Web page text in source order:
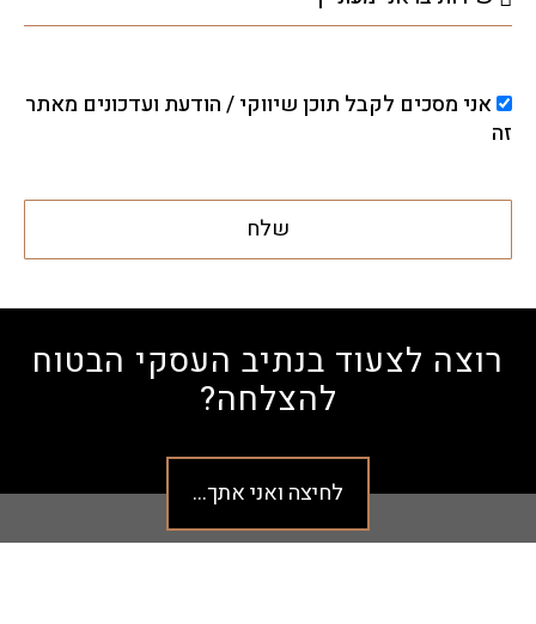
אני מסכים לקבל תוכן שיווקי / הודעת ועדכונים מאתר
זה
שלח
רוצה לצעוד בנתיב העסקי הבטוח
להצלחה?
לחיצה ואני אתך...